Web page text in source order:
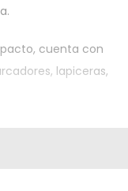
cuenta con
lapiceras,